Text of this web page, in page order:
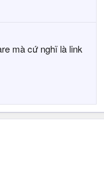
mà cứ nghĩ là link